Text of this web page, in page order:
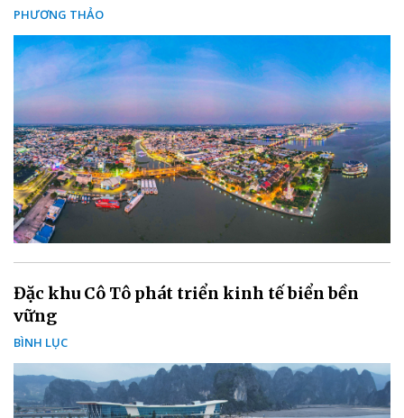
PHƯƠNG THẢO
Đặc khu Cô Tô phát triển kinh tế biển bền
vững
BÌNH LỤC